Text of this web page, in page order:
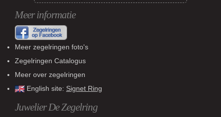
Meer informatie
Meer zegelringen foto's
Zegelringen Catalogus
Meer over zegelringen
English site: Signet Ring
Juwelier De Zegelring